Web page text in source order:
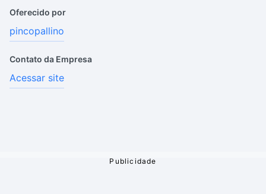
Oferecido por
pincopallino
Contato da Empresa
Acessar site